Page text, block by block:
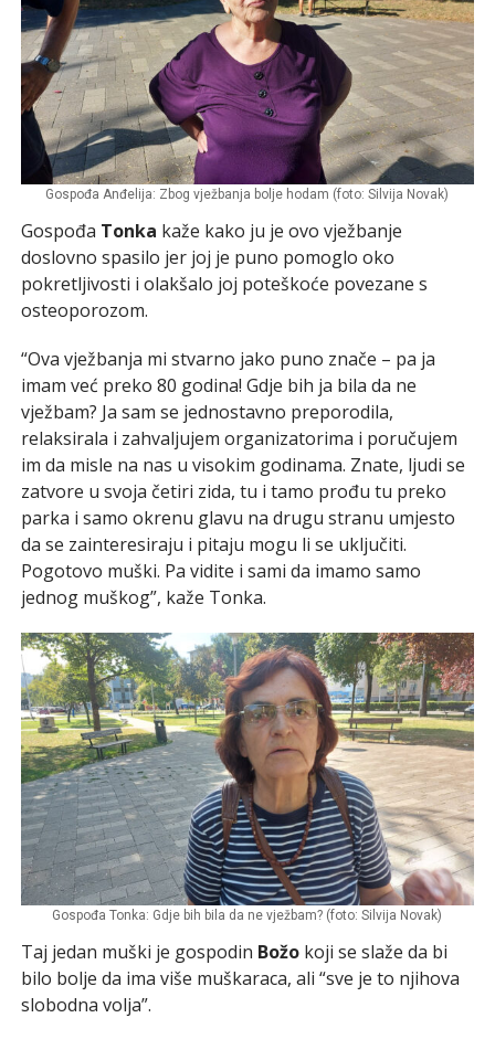
Gospođa Anđelija: Zbog vježbanja bolje hodam (foto: Silvija Novak)
Gospođa Tonka kaže kako ju je ovo vježbanje
doslovno spasilo jer joj je puno pomoglo oko
pokretljivosti i olakšalo joj poteškoće povezane s
osteoporozom.
“Ova vježbanja mi stvarno jako puno znače – pa ja
imam već preko 80 godina! Gdje bih ja bila da ne
vježbam? Ja sam se jednostavno preporodila,
relaksirala i zahvaljujem organizatorima i poručujem
im da misle na nas u visokim godinama. Znate, ljudi se
zatvore u svoja četiri zida, tu i tamo prođu tu preko
parka i samo okrenu glavu na drugu stranu umjesto
da se zainteresiraju i pitaju mogu li se uključiti.
Pogotovo muški. Pa vidite i sami da imamo samo
jednog muškog”, kaže Tonka.
Gospođa Tonka: Gdje bih bila da ne vježbam? (foto: Silvija Novak)
Taj jedan muški je gospodin Božokoji se slaže da bi
bilo bolje da ima više muškaraca, ali “sve je to njihova
slobodna volja”.